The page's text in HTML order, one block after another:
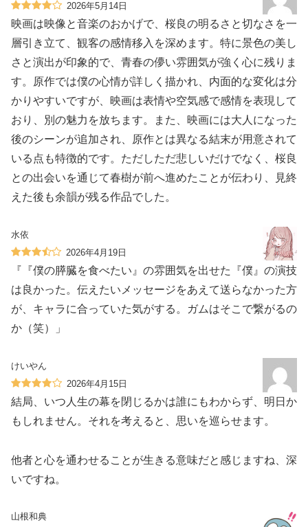
2026年5月14日
映画は映像と音楽のおかげで、桜良の明るさと切なさを一
層引き立て、観客の感情移入を深めます。特に景色の美し
さと演出が印象的で、青春の儚い雰囲気が強く心に残りま
す。原作では僕の心情が詳しく描かれ、内面的な変化は分
かりやすいですが、映画は表情や空気感で感情を表現して
おり、別の魅力を放ちます。また、映画には大人になった
後のシーンが追加され、原作とは異なる結末が用意されて
いる点も特徴的です。ただしただ悲しいだけでなく、桜良
との出会いを通じて春樹が前へ進めたことが伝わり、見終
えた後も余韻が残る作品でした。
水依
2026年4月19日
『『僕の膵臓を食べたい』の雰囲気を出せた『僕』の演技
は良かった。伝えたいメッセージをあえて送らなかった方
が、キャラに合っていた気がする。ガムはそこで繋がるの
か（笑）」
けいやん
2026年4月15日
結局、いつ人生の幕を閉じるかは誰にもわからず、明日か
もしれません。それを考えると、思いを巡らせます。
他者と心を通わせることが生きる意味だと感じますね、深
いですね。
山根和典